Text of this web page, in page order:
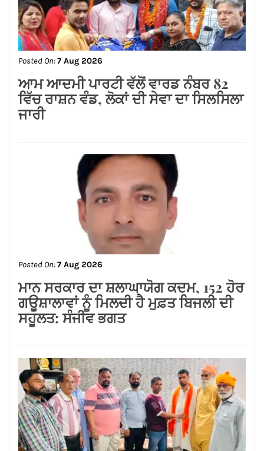
7 Aug 2026
ਆਮ ਆਦਮੀ ਪਾਰਟੀ ਵੱਲੋਂ ਵਾਰਡ ਨੰਬਰ 82
ਵਿੱਚ ਰਾਸ਼ਨ ਵੰਡ, ਲੋਕਾਂ ਦੀ ਸੇਵਾ ਦਾ ਸਿਲਸਿਲਾ
Posted On:7 Aug 2026
ਮਾਨ ਸਰਕਾਰ ਦਾ ਸ਼ਲਾਘਾਯੋਗ ਕਦਮ, 152 ਹੋਰ
ਗਊਸ਼ਾਲਾਵਾਂ ਨੂੰ ਮਿਲਦੀ ਹੈ ਮੁਫ਼ਤ ਬਿਜਲੀ ਦੀ
ਸਹੂਲਤ: ਸੰਜੀਵ ਭਗਤ